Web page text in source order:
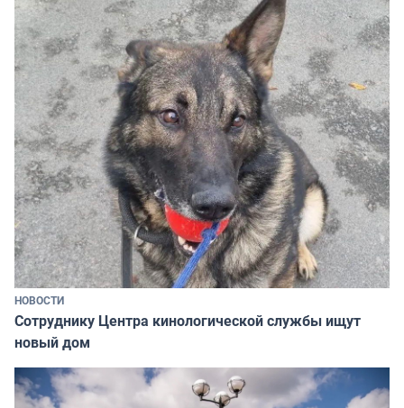
НОВОСТИ
Сотруднику Центра кинологической службы ищут
новый дом